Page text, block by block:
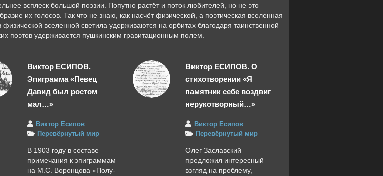
всплеск большой поэзии. Попутно растёт и поток любителей, но не это
их голосов. Так что не знаю, как насчёт физической, а поэтическая вселенная
вселенной светила удерживаются на орбитах благодаря таинственной
поэтов удерживается пушкинским гравитационным полем.
Виктор ЕСИПОВ.
Эпиграмма «Певец
Давид был ростом
мал…»
Виктор Есипов
Перевёрнутый мир
В 1903 году в составе
примечания к эпиграммам
на М.С. Воронцова «Полу-
Виктор ЕСИПОВ. О
стихотворении «Я
памятник себе воздвиг
нерукотворный…»
Виктор Есипов
Перевёрнутый мир
Олег Заславский
предложил интересный
взгляд на проблему,